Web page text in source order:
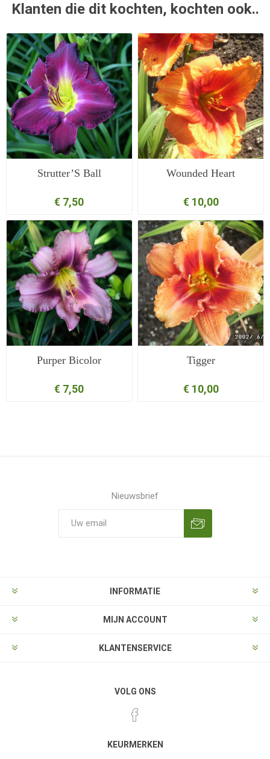
Klanten die dit kochten, kochten ook..
Strutter’S Ball
€ 7,50
Wounded Heart
€ 10,00
Purper Bicolor
€ 7,50
Tigger
€ 10,00
Nieuwsbrief
INFORMATIE
MIJN ACCOUNT
KLANTENSERVICE
VOLG ONS
KEURMERKEN